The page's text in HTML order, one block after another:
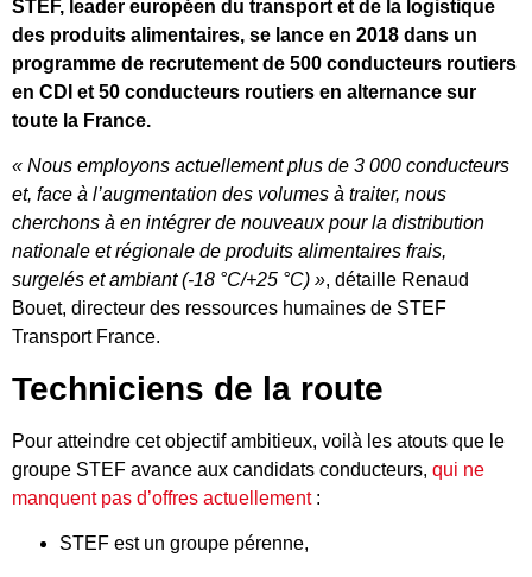
STEF, leader européen du transport et de la logistique
des produits alimentaires, se lance en 2018 dans un
programme de recrutement de 500 conducteurs routiers
en CDI et 50 conducteurs routiers en alternance sur
toute la France.
« Nous employons actuellement plus de 3 000 conducteurs
et, face à l’augmentation des volumes à traiter, nous
cherchons à en intégrer de nouveaux pour la distribution
nationale et régionale de produits alimentaires frais,
surgelés et ambiant (-18 °C/+25 °C) », détaille Renaud
Bouet, directeur des ressources humaines de STEF
Transport France.
Techniciens de la route
Pour atteindre cet objectif ambitieux, voilà les atouts que le
groupe STEF avance aux candidats conducteurs, qui ne
manquent pas d’offres actuellement:
STEF est un groupe pérenne,